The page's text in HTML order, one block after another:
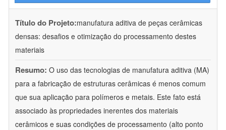
Título do Projeto:manufatura aditiva de peças cerâmicas
densas: desafios e otimização do processamento destes
materiais
Resumo: O uso das tecnologias de manufatura aditiva (MA)
para a fabricação de estruturas cerâmicas é menos comum
que sua aplicação para polímeros e metais. Este fato está
associado às propriedades inerentes dos materiais
cerâmicos e suas condições de processamento (alto ponto